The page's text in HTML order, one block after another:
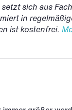
sich aus
in
ist kostenfrei.